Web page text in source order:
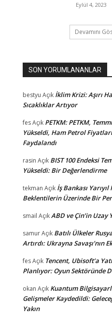
Eylül 4, 2023
Devamını
SON YORUMLANANLAR
bestyu Açık İklim Krizi: Aşırı
Sıcaklıklar Artıyor
fesAçık PETKM: PETKM,
Yükseldi, Ham Petrol
Faydalandı
rasin Açık BIST 100 Endeksi
Yükseldi: Bir Değerlendirme
tekman Açık İş Bankası Yarıyıl
Beklentilerin Üzerinde Bir
smail AçıkABD ve Çin’in Uzay
samurAçık Batılı Ülkeler
Artırdı: Ukrayna Savaşı’nın
fesAçık Tencent, Ubisoft’a
Planlıyor: Oyun Sektöründe
okan Açık Kuantum
Gelişmeler Kaydedildi:
Yakın